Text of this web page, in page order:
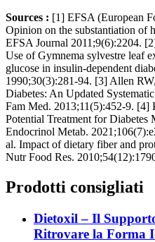
Sources : [1] EFSA (European
Opinion on the substantiation of
EFSA Journal 2011;9(6):2204.
Use of Gymnema sylvestre leaf
glucose in insulin-dependent
1990;30(3):281-94. [3] Allen
Diabetes: An Updated
Fam Med. 2013;11(5):452-9. [4]
Potential Treatment for
Endocrinol Metab.
al. Impact of dietary fiber and
Nutr Food Res.
Prodotti consigliati
Dietoxil – Il
Ritrovare la Forma